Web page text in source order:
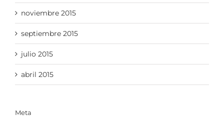
noviembre 2015
septiembre 2015
julio 2015
abril 2015
Meta